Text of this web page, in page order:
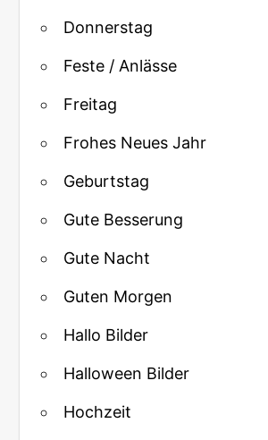
Donnerstag
Feste / Anlässe
Freitag
Frohes Neues Jahr
Geburtstag
Gute Besserung
Gute Nacht
Guten Morgen
Hallo Bilder
Halloween Bilder
Hochzeit